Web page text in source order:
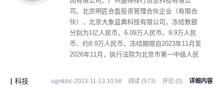
司、北京明匠合盈投资管理合伙企业（有限合
伙）、北京大象蓝典科技有限公司，冻结数额
分别为1亿人民币、6.09万人民币、9.9万人民
币、约8.9万人民币，冻结期限自2023年11月至
2026年11月，执行法院为北京市第一中级人民
科技 ugmbbc 2023-11-13 10:58 阅读 (573) 评论 (0) 详细内容